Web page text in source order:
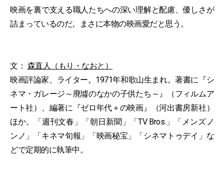
映画を裏で支える職人たちへの深い理解と配慮、優しさが
詰まっているのだ。まさに本物の映画愛だと思う。
文： 森直人（もり・なおと）
映画評論家、ライター。1971年和歌山生まれ。著書に『シ
ネマ・ガレージ～廃墟のなかの子供たち～』（フィルムア
ート社）、編著に『ゼロ年代＋の映画』（河出書房新社）
ほか。「週刊文春」「朝日新聞」「TV Bros.」「メンズノ
ンノ」「キネマ旬報」「映画秘宝」「シネマトゥデイ」な
どで定期的に執筆中。